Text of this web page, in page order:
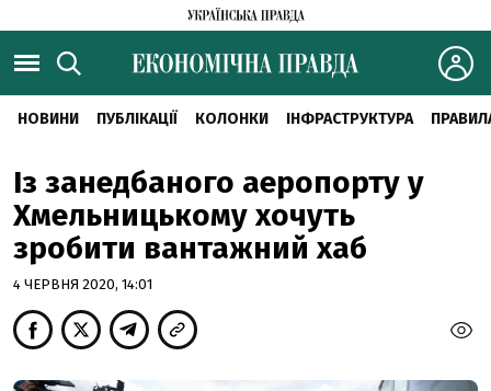
НОВИНИ ПУБЛІКАЦІЇ КОЛОНКИ ІНФРАСТРУКТУРА
Із занедбаного аеропорту у
Хмельницькому хочуть
зробити вантажний хаб
4 ЧЕРВНЯ 2020, 14:01